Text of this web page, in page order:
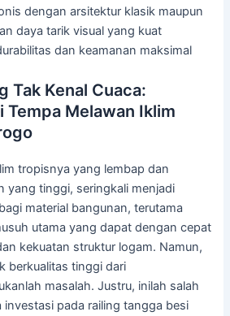
dengan arsitektur klasik maupun
daya tarik visual yang kuat
dan keamanan maksimal
Tak Kenal Cuaca:
Tempa Melawan Iklim
tropisnya yang lembap dan
yang tinggi, seringkali menjadi
material bangunan, terutama
utama yang dapat dengan cepat
kekuatan struktur logam. Namun,
berkualitas tinggi dari
masalah. Justru, inilah salah
investasi pada railing tangga besi